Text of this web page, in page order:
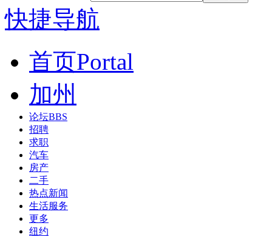
快捷导航
首页Portal
加州
论坛BBS
招聘
求职
汽车
房产
二手
热点新闻
生活服务
更多
纽约